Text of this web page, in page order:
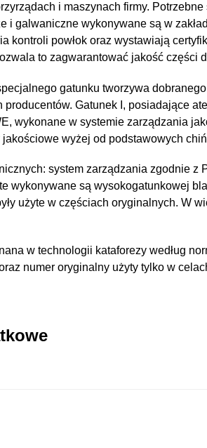
i maszynach firmy.
i galwaniczne wykonywane są w
kontroli powłok oraz wystawiają
to zagwarantować jakość części
gatunku tworzywa
Gatunek I, posiadające
wykonane w systemie zarządzania
wyżej od podstawowych
system zarządzania zgodnie z
wykonywane są wysokogatunkowej
użyte w częściach oryginalnych. W
w technologii kataforezy według
numer oryginalny użyty tylko w